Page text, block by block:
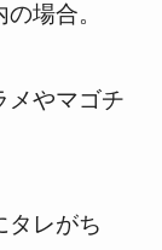
場合。
メやマゴチ
タレがち